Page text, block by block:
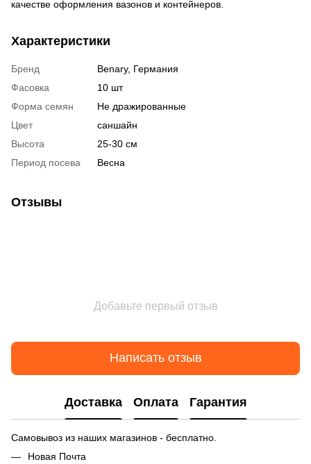
качестве оформления вазонов и контейнеров.
Характеристики
Бренд
Benary, Германия
Фасовка
10 шт
Форма семян
Не дражированные
Цвет
саншайн
Высота
25-30 см
Период посева
Весна
Отзывы
Добавьте первый отзыв
Написать отзыв
Доставка Оплата Гарантия
Самовывоз из наших магазинов - бесплатно.
Новая Почта